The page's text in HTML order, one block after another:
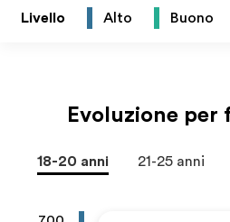
Livello Alto Buono
Evoluzione per
18-20 anni 21-25 anni